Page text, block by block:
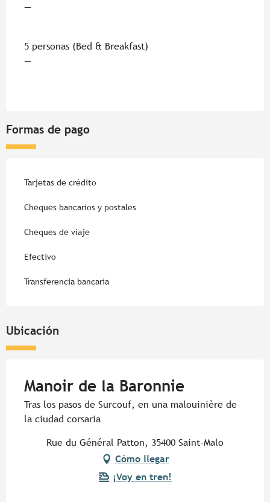
—
5 personas (Bed & Breakfast)
—
Formas de pago
Tarjetas de crédito
Cheques bancarios y postales
Cheques de viaje
Efectivo
Transferencia bancaria
Ubicación
Manoir de la Baronnie
Tras los pasos de Surcouf, en una malouinière de
la ciudad corsaria
Rue du Général Patton, 35400 Saint-Malo
Cómo llegar
¡Voy en tren!